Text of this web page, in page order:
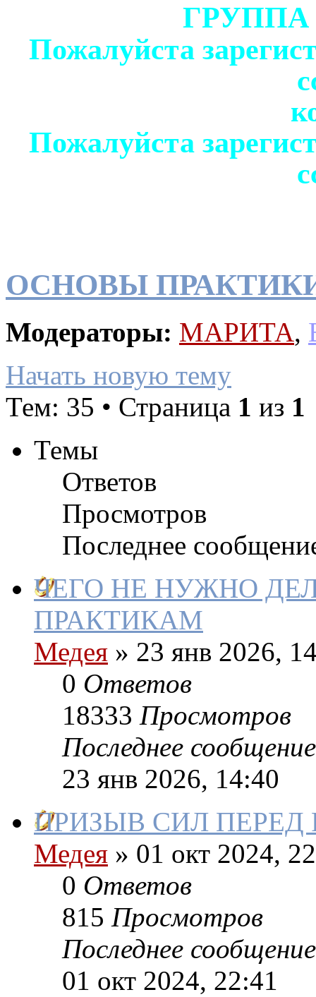
Пожалуйста
Пожалуйста
ОСНОВЫ
Модераторы: МАРИТА,
Начать новую тему
Тем: 35 • Страница 1 из 1
Темы
Ответов
Просмотров
Последнее
ЧЕГО НЕ НУЖНО
ПРАКТИКАМ
Медея » 23 янв 2026,
0 Ответов
18333 Просмотров
Последнее сообщение
23 янв 2026, 14:40
ПРИЗЫВ СИЛ ПЕРЕД
Медея » 01 окт 2024,
0 Ответов
815 Просмотров
Последнее сообщение
01 окт 2024, 22:41